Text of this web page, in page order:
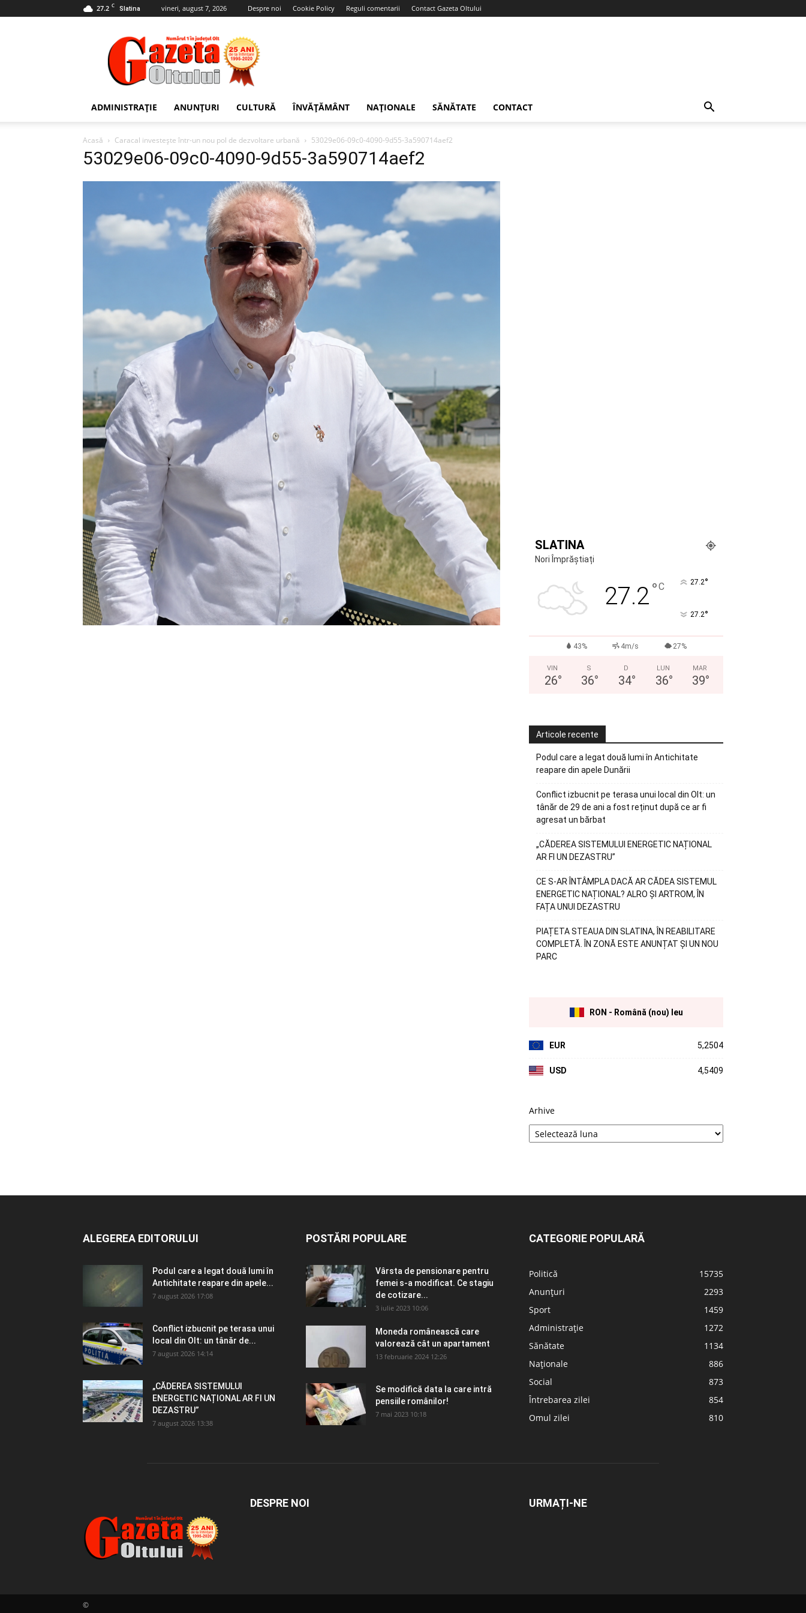
27.2 C Slatina vineri, august 7, 2026 Despre noi Cookie Policy Reguli comentarii Contact Gazeta Oltului
Gazeta
Oltului
ADMINISTRAȚIE ANUNȚURI CULTURĂ ÎNVĂȚĂMÂNT NAȚIONALE SĂNĂTATE CONTACT
Acasă Caracal investește într-un nou pol de dezvoltare urbană 53029e06-09c0-4090-9d55-3a590714aef2
53029e06-09c0-4090-9d55-3a590714aef2
SLATINA
Nori Împrăștiați
27.2°C 27.2°
27.2°
43% 4m/s 27%
VIN
26°
S
36°
D
34°
LUN
36°
MAR
39°
Articole recente
Podul care a legat două lumi în Antichitate
reapare din apele Dunării
Conflict izbucnit pe terasa unui local din Olt: un
tânăr de 29 de ani a fost reținut după ce ar fi
agresat un bărbat
„CĂDEREA SISTEMULUI ENERGETIC NAȚIONAL
AR FI UN DEZASTRU”
CE S-AR ÎNTÂMPLA DACĂ AR CĂDEA SISTEMUL
ENERGETIC NAȚIONAL? ALRO ȘI ARTROM, ÎN
FAȚA UNUI DEZASTRU
PIAȚETA STEAUA DIN SLATINA, ÎN REABILITARE
COMPLETĂ. ÎN ZONĂ ESTE ANUNȚAT ȘI UN NOU
PARC
RON - Română (nou) leu
EUR 5,2504
USD 4,5409
Arhive
ALEGEREA EDITORULUI
Podul care a legat două lumi în
Antichitate reapare din apele...
7 august 2026 17:08
Conflict izbucnit pe terasa unui
local din Olt: un tânăr de...
7 august 2026 14:14
„CĂDEREA SISTEMULUI
ENERGETIC NAȚIONAL AR FI UN
DEZASTRU”
7 august 2026 13:38
POSTĂRI POPULARE
Vârsta de pensionare pentru
femei s-a modificat. Ce stagiu
de cotizare...
3 iulie 2023 10:06
Moneda românească care
valorează cât un apartament
13 februarie 2024 12:26
Se modifică data la care intră
pensiile românilor!
7 mai 2023 10:18
CATEGORIE POPULARĂ
Politică
15735
Anunțuri
2293
Sport
1459
Administrație
1272
Sănătate
1134
Naționale
886
Social
873
Întrebarea zilei
854
Omul zilei
810
DESPRE NOI URMAȚI-NE
©